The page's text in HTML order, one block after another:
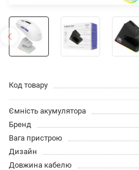
Код товару
Ємність акумулятора
Бренд
Вага пристрою
Дизайн
Довжина кабелю